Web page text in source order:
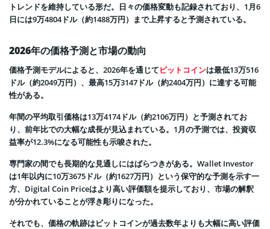
トレンドを維持している形だ。日々の価格変動も記録されており、1月6
日には9万4804ドル（約1488万円）まで上昇すると予測されている。
2026年の価格予測と市場の動向
価格予測モデルによると、2026年を通じてビットコインは最低13万516
ドル（約2049万円）、最高15万3147ドル（約2404万円）に達する可能
性がある。
年間の平均取引価格は13万4174ドル（約2106万円）と予測されてお
り、前年比での大幅な成長が見込まれている。1月の予測では、投資収
益率が12.3%になる可能性も示唆された。
専門家の間でも長期的な見通しにはばらつきがある。Wallet Investor
は1年以内に10万3675ドル（約1627万円）という保守的な予測を示す一
方、Digital Coin Priceはより高い評価額を提示しており、市場の解釈
が分かれていることが浮き彫りになった。
それでも、価格の軌跡はビットコインが過去数年よりも大幅に高い評価